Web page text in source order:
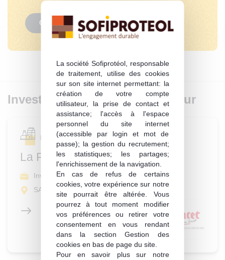
La société Sofiprotéol, responsable
de traitement, utilise des cookies
sur son site internet permettant: la
création de votre compte
utilisateur, la prise de contact et
assistance; l'accès à l'espace
personnel du site internet
(accessible par login et mot de
passe); la gestion du recrutement;
les statistiques; les partages;
l'enrichissement de la navigation.
En cas de refus de certains
cookies, votre expérience sur notre
site pourrait être altérée. Vous
pourrez à tout moment modifier
vos préférences ou retirer votre
consentement en vous rendant
dans la section Gestion des
cookies en bas de page du site.
Pour en savoir plus sur notre
Consulter
Investissement du même secteur
La Fromagerie Lincet
Produits alimentaires de grande consommation
Investissement
SALIGNY (89)